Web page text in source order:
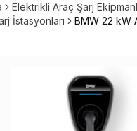
Elektrikli Araç Şarj
İstasyonları
BMW 22 kW